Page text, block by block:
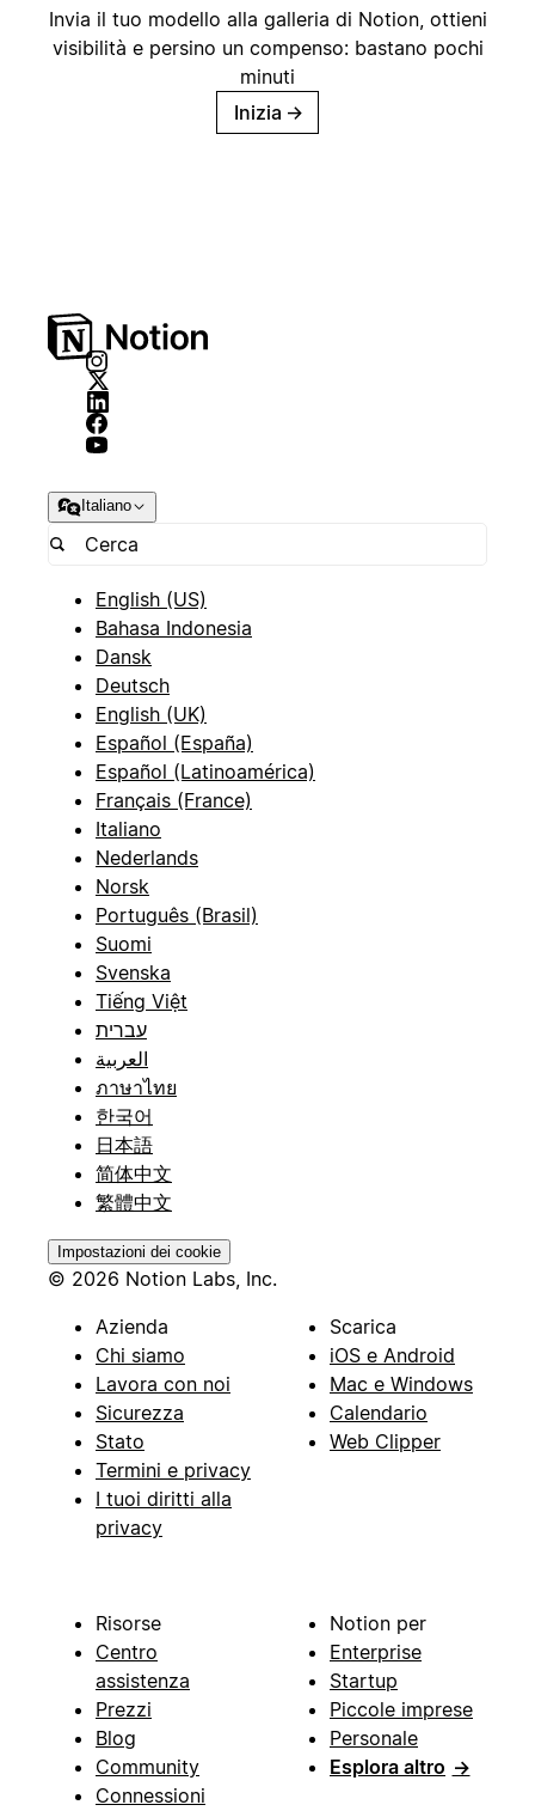
Invia il tuo modello alla galleria di Notion, ottieni
visibilità e persino un compenso: bastano pochi
minuti
Inizia →
Italiano
English (US)
Bahasa Indonesia
Dansk
Deutsch
English (UK)
Español (España)
Español (Latinoamérica)
Français (France)
Italiano
Nederlands
Norsk
Português (Brasil)
Suomi
Svenska
Tiếng Việt
עברית
العربية
ภาษาไทย
한국어
日本語
简体中文
繁體中文
Impostazioni dei cookie
© 2026 Notion Labs, Inc.
Azienda
Chi siamo
Lavora con noi
Sicurezza
Stato
Termini e privacy
I tuoi diritti alla
privacy
Scarica
iOS e Android
Mac e Windows
Calendario
Web Clipper
Risorse
Centro
assistenza
Prezzi
Blog
Community
Connessioni
Notion per
Enterprise
Startup
Piccole imprese
Personale
Esplora altro →